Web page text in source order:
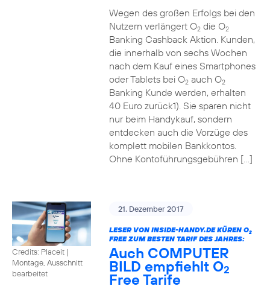
Wegen des großen Erfolgs bei den
Nutzern verlängert O2die O2
Banking Cashback Aktion. Kunden,
die innerhalb von sechs Wochen
nach dem Kauf eines Smartphones
oder Tablets bei O2auch O2
Banking Kunde werden, erhalten
40 Euro zurück1). Sie sparen nicht
nur beim Handykauf, sondern
entdecken auch die Vorzüge des
komplett mobilen Bankkontos.
Ohne Kontoführungsgebühren […]
Credits: Placeit |
Montage, Ausschnitt
bearbeitet
21. Dezember 2017
LESER VON INSIDE-HANDY.DE KÜREN O2
FREE ZUM BESTEN TARIF DES JAHRES:
Auch COMPUTER
BILD empfiehlt O2
Free Tarife